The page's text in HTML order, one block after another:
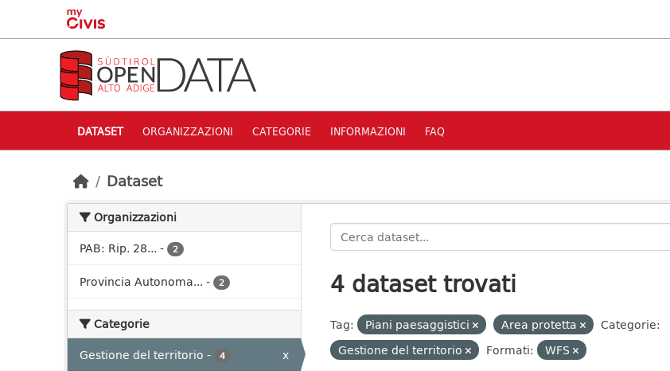
Skip to main content
DATASET ORGANIZZAZIONI CATEGORIE INFORMAZIONI FAQ
Dataset
Organizzazioni
PAB: Rip. 28... - 2
Provincia Autonoma... - 2
Categorie
Gestione del territorio - 4 x
4 dataset trovati
Tag: Piani paesaggistici Area protetta
Categorie:
Gestione del territorio
Formati: WFS